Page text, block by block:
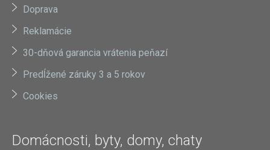
Doprava
Reklamácie
30-dňová garancia vrátenia peňazí
Predĺžené záruky 3 a 5 rokov
Cookies
Domácnosti, byty, domy, chaty